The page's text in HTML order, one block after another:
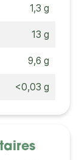
1,3 g
13 g
9,6 g
<0,03 g